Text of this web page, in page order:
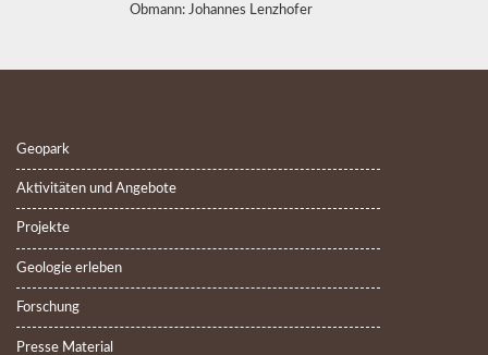
Obmann: Johannes Lenzhofer
Geopark
Aktivitäten und Angebote
Projekte
Geologie erleben
Forschung
Presse Material